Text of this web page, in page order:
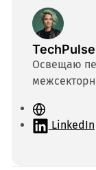
TechPulse
Освещаю
С
а LinkedIn